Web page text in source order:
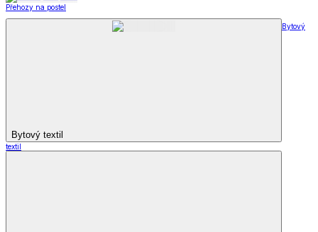
Přehozy na postel
Bytový textil
Bytový
textil